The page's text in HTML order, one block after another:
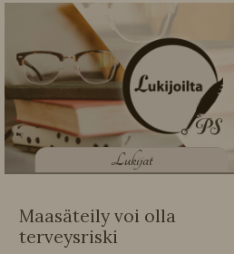
Lukijat
Maasäteily voi olla
terveysriski